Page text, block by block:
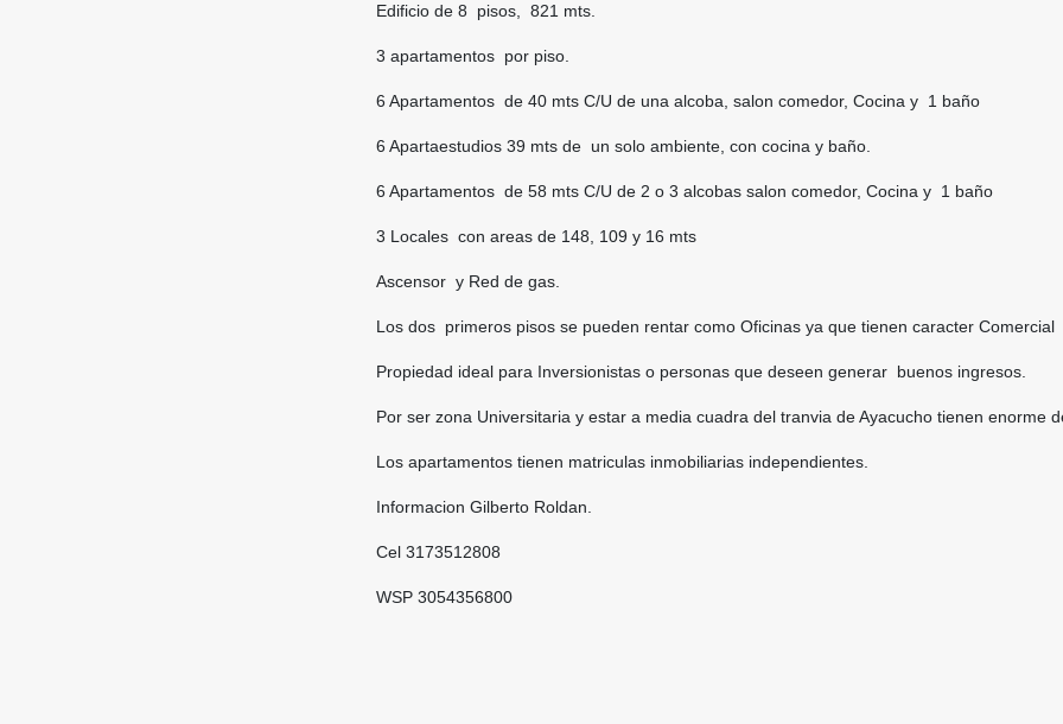
Edificio de 8 pisos, 821 mts.
3 apartamentos por piso.
6 Apartamentos de 40 mts C/U de una alcoba, salon comedor, Cocina y 1 baño
6 Apartaestudios 39 mts de un solo ambiente, con cocina y baño.
6 Apartamentos de 58 mts C/U de 2 o 3 alcobas salon comedor, Cocina y 1 baño
3 Locales con areas de 148, 109 y 16 mts
Ascensor y Red de gas.
Los dos primeros pisos se pueden rentar como Oficinas ya que tienen caracter Comercial
Propiedad ideal para Inversionistas o personas que deseen generar buenos ingresos.
Por ser zona Universitaria y estar a media cuadra del tranvia de Ayacucho tienen enorme
Los apartamentos tienen matriculas inmobiliarias independientes.
Informacion Gilberto Roldan.
Cel 3173512808
WSP 3054356800